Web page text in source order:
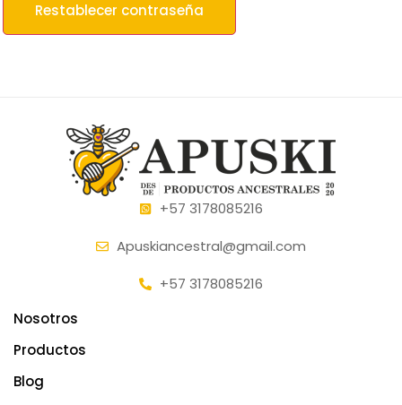
Restablecer contraseña
+57 3178085216
Apuskiancestral@gmail.com
+57 3178085216
Nosotros
Productos
Blog